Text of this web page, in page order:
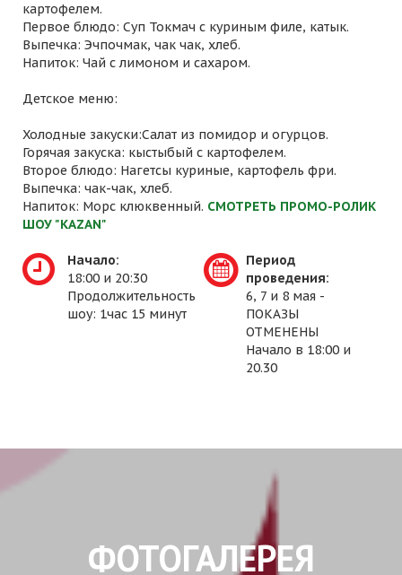
картофелем.
Первое блюдо: Суп Токмач с куриным филе, катык.
Выпечка: Эчпочмак, чак чак, хлеб.
Напиток: Чай с лимоном и сахаром.
Детское меню:
Холодные закуски:Салат из помидор и огурцов.
Горячая закуска: кыстыбый с картофелем.
Второе блюдо: Нагетсы куриные, картофель фри.
Выпечка: чак-чак, хлеб.
Напиток: Морс клюквенный. СМОТРЕТЬ ПРОМО-РОЛИК
ШОУ "KAZAN"
Начало:
18:00 и 20:30
Продолжительность
шоу: 1час 15 минут
Период
проведения:
6, 7 и 8 мая -
ПОКАЗЫ
ОТМЕНЕНЫ
Начало в 18:00 и
20.30
ФОТОГАЛЕРЕЯ